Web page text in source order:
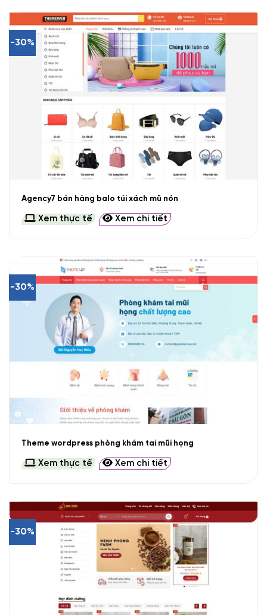
-30%
Agency7 bán hàng balo túi xách mũ nón
Xem thực tế Xem chi tiết
-30%
Theme wordpress phòng khám tai mũi họng
Xem thực tế Xem chi tiết
-30%